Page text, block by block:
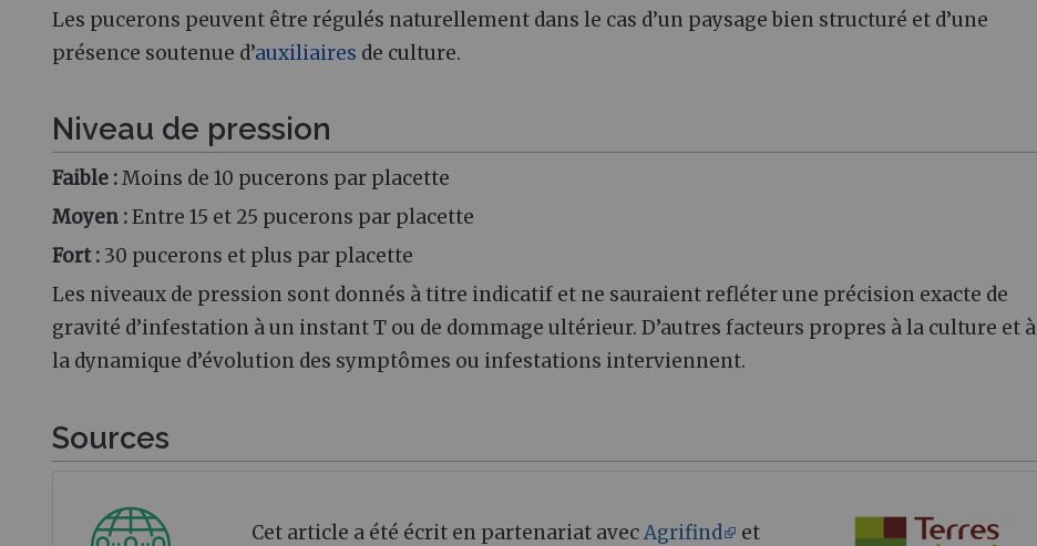
Les pucerons peuvent être régulés naturellement dans le cas d’un paysage bien structuré et d’une
présence soutenue d’auxiliaires de culture.
Niveau de pression
Faible :Moins de 10 pucerons par placette
Moyen :Entre 15 et 25 pucerons par placette
Fort : 30 pucerons et plus par placette
Les niveaux de pression sont donnés à titre indicatif et ne sauraient refléter une précision exacte de
gravité d’infestation à un instant T ou de dommage ultérieur. D’autres facteurs propres à la culture et à
la dynamique d’évolution des symptômes ou infestations interviennent.
Sources
Cet article a été écrit en partenariat avecAgrifind
et